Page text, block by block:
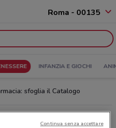
Roma - 00135
INFANZIA E GIOCHI
sfoglia il Catalogo
Alphega Farmacia
Continua senza accettare